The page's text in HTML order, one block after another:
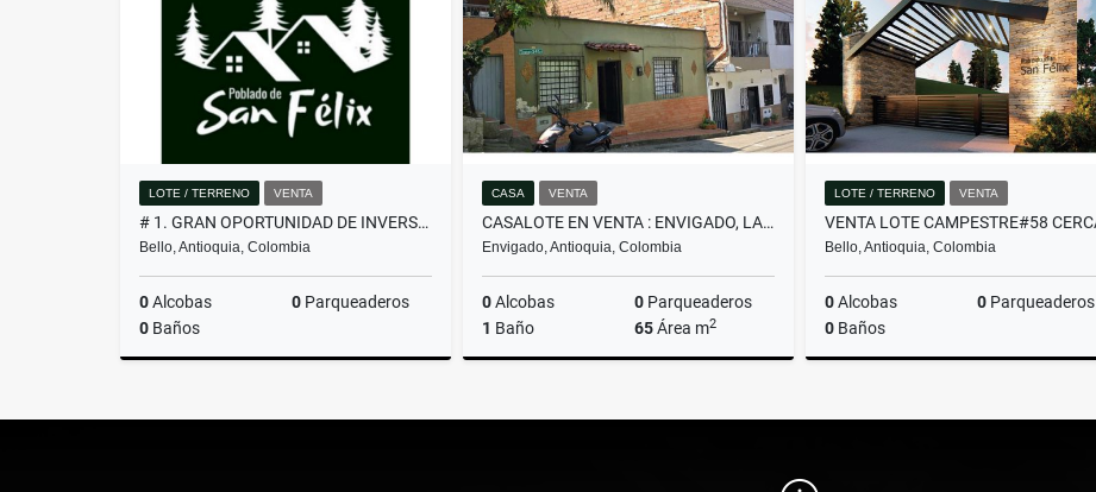
LOTE / TERRENO VENTA
# 1. GRAN OPORTUNIDAD DE INVERSIÓN, LOTE EN VENTA EN SAN FÉLIX
Bello, Antioquia, Colombia
0Alcobas 0 Parqueaderos
0 Baños
$260.000.000
CASA VENTA
CASALOTE EN VENTA : ENVIGADO, LA SEBASTIANA
Envigado, Antioquia, Colombia
0Alcobas 0 Parqueaderos
1 Baño 65Área m2
$430.000.000
LOTE / TERRENO VENTA
Bello, Antioquia, Colombia
0Alcobas 0 Parqueaderos
0 Baños
$382.480.000